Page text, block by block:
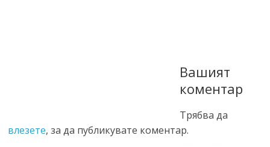
Вашият
коментар
Трябва да
влезете, за да публикувате коментар.